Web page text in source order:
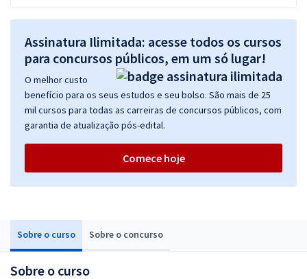
Sobre o curso Sobre o concurso
Sobre o curso
Assinatura Ilimitada: acesse todos os cursos
para concursos públicos, em um só lugar!
O melhor custo
benefício para os seus estudos e seu bolso. São mais de 25
mil cursos para todas as carreiras de concursos públicos, com
garantia de atualização pós-edital.
Comece hoje